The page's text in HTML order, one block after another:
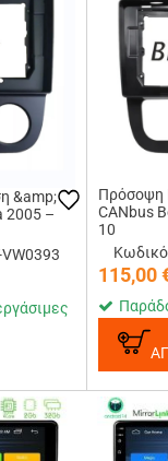
&amp;
2005 –
Πρόσοψη
CANbus
10
115,00